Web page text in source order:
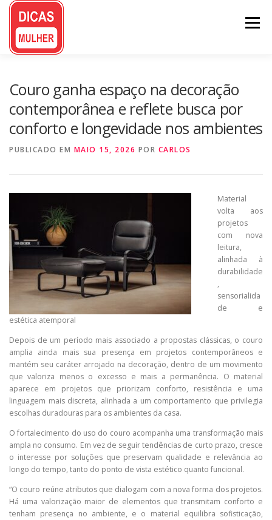
Pular
conteúdo
Menu
Couro ganha espaço na decoração
contemporânea e reflete busca por
conforto e longevidade nos ambientes
PUBLICADO EM MAIO 15, 2026 POR CARLOS
Material
volta aos
projetos
com nova
leitura,
alinhada à
durabilidade
,
sensorialida
de e
estética atemporal
Depois de um período mais associado a propostas clássicas, o couro
amplia ainda mais sua presença em projetos contemporâneos e
mantém seu caráter arrojado na decoração, dentro de um movimento
que valoriza menos o excesso e mais a permanência. O material
aparece em projetos que priorizam conforto, resistência e uma
linguagem mais discreta, alinhada a um comportamento que privilegia
escolhas duradouras para os ambientes da casa.
O fortalecimento do uso do couro acompanha uma transformação mais
ampla no consumo. Em vez de seguir tendências de curto prazo, cresce
o interesse por soluções que preservam qualidade e relevância ao
longo do tempo, tanto do ponto de vista estético quanto funcional.
“O couro reúne atributos que dialogam com a nova forma dos projetos.
Há uma valorização maior de elementos que transmitam conforto e
tenham presença no ambiente, e o material equilibra sofisticação,